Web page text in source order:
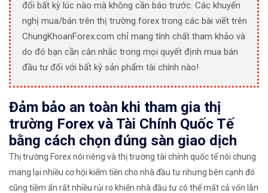
đổi bất kỳ lúc nào mà không cần báo trước. Các khuyến
nghị mua/bán trên thị trường forex trong các bài viết trên
ChungKhoanForex.com chỉ mang tính chất tham khảo và
do đó bạn cần cân nhắc trong mọi quyết định mua bán
đầu tư đối với bất kỳ sản phẩm tài chính nào!
Đảm bảo an toàn khi tham gia thị
trường Forex và Tài Chính Quốc Tế
bằng cách chọn đúng sàn giao dịch
Thị trường Forex nói riêng và thị trường tài chính quốc tế nói chung
mang lại nhiều cơ hội kiếm tiền cho nhà đầu tư nhưng bên cạnh đó
cũng tiềm ẩn rất nhiều rủi ro khiến nhà đầu tư có thể mất cả vốn lẫn